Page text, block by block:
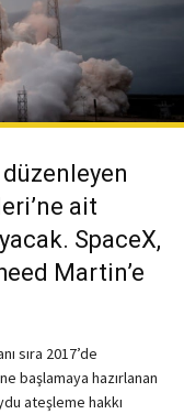
ait
SpaceX,
Martin’e
sıra 2017’de
başlamaya hazırlanan
ateşleme hakkı